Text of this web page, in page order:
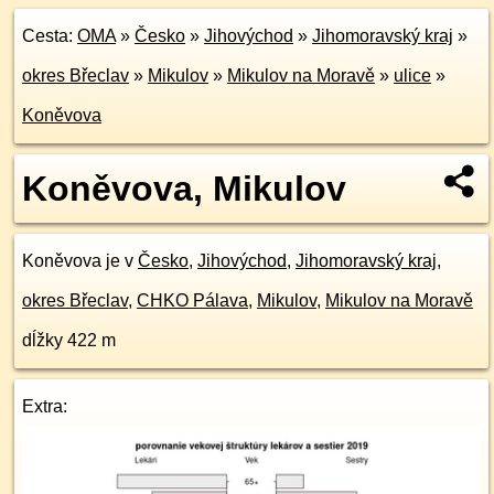
Cesta: OMA» Česko » Jihovýchod » Jihomoravský kraj »
okres Břeclav » Mikulov » Mikulov na Moravě » ulice »
Koněvova
Koněvova, Mikulov
Koněvova je v Česko, Jihovýchod, Jihomoravský kraj,
okres Břeclav, CHKO Pálava, Mikulov, Mikulov na Moravě
dĺžky 422 m
Extra: